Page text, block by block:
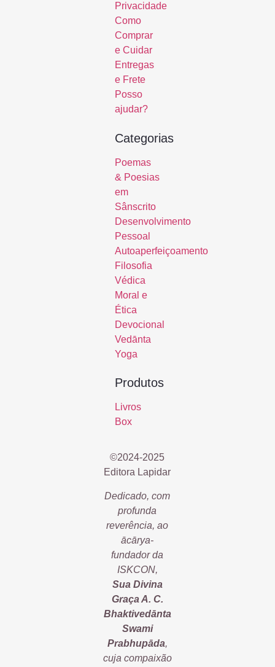
Privacidade
Como
Comprar
e Cuidar
Entregas
e Frete
Posso
ajudar?
Categorias
Poemas
& Poesias
em
Sânscrito
Desenvolvimento
Pessoal
Autoaperfeiçoamento
Filosofia
Védica
Moral e
Ética
Devocional
Vedānta
Yoga
Produtos
Livros
Box
©2024-2025
Editora Lapidar
Dedicado, com
profunda
reverência, ao
ācārya-
fundador da
ISKCON,
Sua Divina
Graça A. C.
Bhaktivedānta
Swami
Prabhupāda,
cuja compaixão